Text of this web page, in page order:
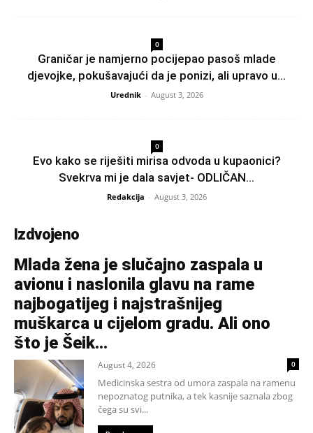
0
Graničar je namjerno pocijepao pasoš mlade
djevojke, pokušavajući da je ponizi, ali upravo u...
Urednik - August 3, 2026
0
Evo kako se riješiti mirisa odvoda u kupaonici?
Svekrva mi je dala savjet- ODLIČAN...
Redakcija - August 3, 2026
Izdvojeno
Mlada žena je slučajno zaspala u
avionu i naslonila glavu na rame
najbogatijeg i najstrašnijeg
muškarca u cijelom gradu. Ali ono
što je Šeik...
August 4, 2026 0
Medicinska sestra od umora zaspala na ramenu
nepoznatog putnika, a tek kasnije saznala zbog
čega su svi...